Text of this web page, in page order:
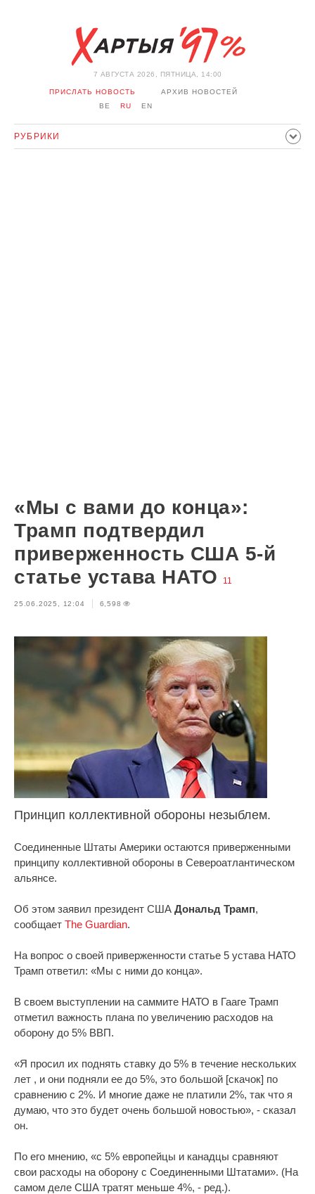
7 АВГУСТА 2026, ПЯТНИЦА, 14:00
ПРИСЛАТЬ НОВОСТЬ
АРХИВ НОВОСТЕЙ
BE
RU EN
РУБРИКИ
«Мы с вами до конца»:
Трамп подтвердил
приверженность США 5-й
статье устава НАТО
11
25.06.2025, 12:04 6,598
Принцип коллективной обороны незыблем.
Соединенные Штаты Америки остаются приверженными
принципу коллективной обороны в Североатлантическом
альянсе.
Об этом заявил президент США Дональд Трамп,
сообщает The Guardian.
На вопрос о своей приверженности статье 5 устава НАТО
Трамп ответил: «Мы с ними до конца».
В своем выступлении на саммите НАТО в Гааге Трамп
отметил важность плана по увеличению расходов на
оборону до 5% ВВП.
«Я просил их поднять ставку до 5% в течение нескольких
лет , и они подняли ее до 5%, это большой [скачок] по
сравнению с 2%. И многие даже не платили 2%, так что я
думаю, что это будет очень большой новостью», - сказал
он.
По его мнению, «с 5% европейцы и канадцы сравняют
свои расходы на оборону с Соединенными Штатами». (На
самом деле США тратят меньше 4%, - ред.).